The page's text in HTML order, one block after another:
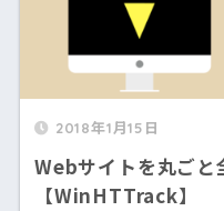
2018年1月15日
Webサイトを丸ごと
【WinHTTrack】